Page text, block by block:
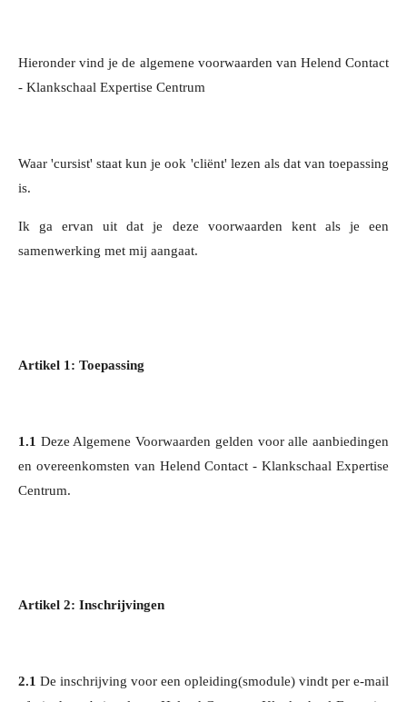
Hieronder vind je de algemene voorwaarden van Helend Contact
- Klankschaal Expertise Centrum
Waar 'cursist' staat kun je ook 'cliënt' lezen als dat van toepassing
is.
Ik ga ervan uit dat je deze voorwaarden kent als je een
samenwerking met mij aangaat.
Artikel 1: Toepassing
1.1 Deze Algemene Voorwaarden gelden voor alle aanbiedingen
en overeenkomsten van Helend Contact - Klankschaal Expertise
Centrum.
Artikel 2: Inschrijvingen
2.1 De inschrijving voor een opleiding(smodule) vindt per e-mail